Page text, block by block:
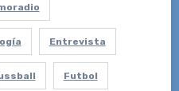
Entrevista
Futbol